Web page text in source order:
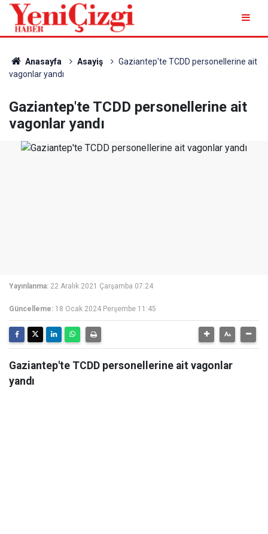
Anasayfa Asayiş
Gaziantep'te TCDD personellerine ait
vagonlar yandı
Gaziantep'te TCDD personellerine ait
vagonlar yandı
Yayınlanma: 22 Aralık 2021 Çarşamba 07:24
Güncelleme: 18 Ocak 2024 Perşembe 11:45
Gaziantep'te TCDD personellerine ait vagonlar
yandı